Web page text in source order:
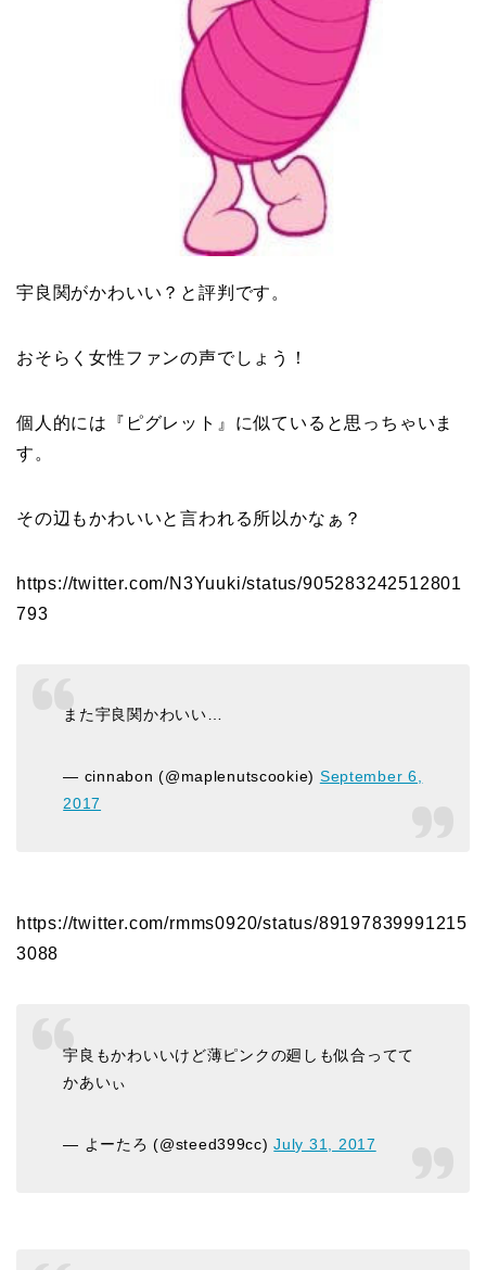
宇良関がかわいい？と評判です。
おそらく女性ファンの声でしょう！
個人的には『ピグレット』に似ていると思っちゃいま
す。
その辺もかわいいと言われる所以かなぁ？
https://twitter.com/N3Yuuki/status/905283242512801
793
また宇良関かわいい…
— cinnabon (@maplenutscookie) September 6,
2017
https://twitter.com/rmms0920/status/89197839991215
3088
宇良もかわいいけど薄ピンクの廻しも似合ってて
かあいぃ
— よーたろ (@steed399cc)July 31, 2017